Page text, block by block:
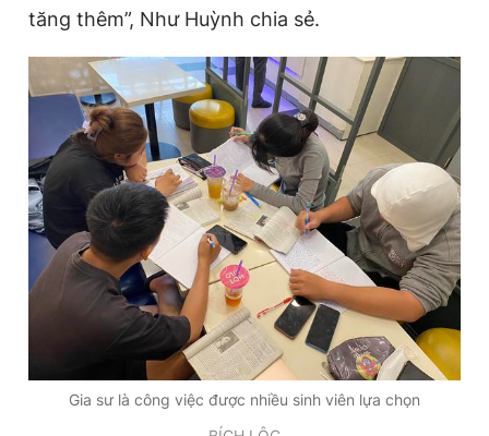
tăng thêm”, Như Huỳnh chia sẻ.
Gia sư là công việc được nhiều sinh viên lựa chọn